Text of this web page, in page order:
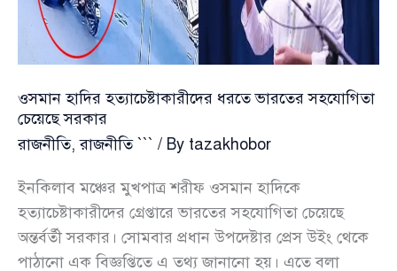
দলের
কতিপয়
নেতার
পেয়েছে
গোয়েন্দারা
ওসমান হাদির হত্যাচেষ্টাকারীদের ধরতে ভারতের সহযোগিতা
চেয়েছে সরকার
রাজনীতি,রাজনীতি ``` / By tazakhobor
ইনকিলাব মঞ্চের মুখপাত্র শরীফ ওসমান হাদিকে
হত্যাচেষ্টাকারীদের গ্রেপ্তারে ভারতের সহযোগিতা চেয়েছে
অন্তর্বর্তী সরকার। সোমবার প্রধান উপদেষ্টার প্রেস উইং থেকে
পাঠানো এক বিজ্ঞপ্তিতে এ তথ্য জানানো হয়। এতে বলা